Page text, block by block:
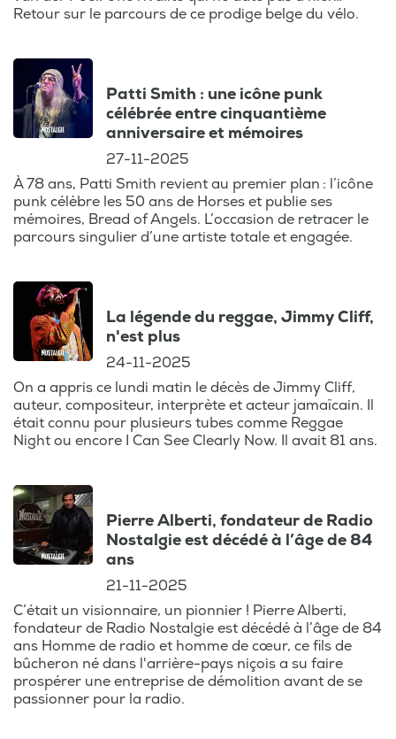
David Bowie a révolutionné la musique et
la mode. Son influence perdure à travers
ses oeuvres et ses innovations.
Stephen Hawking : Le célèbre
astrophysicien, connu pour ses travaux sur
les trous noirs et la cosmologie, a inspiré le
monde avec sa détermination face à la
maladie.
Simone Veil : Figure politique et féministe,
Simone Veil a marqué l'histoire avec ses
réformes et son combat pour les droits des
femmes.
Freddie Mercury : Le charismatique leader
du groupe Queen, Freddie Mercury, est
célébré pour sa voix exceptionnelle et son
Aretha Franklin : La reine de la soul,
Aretha Franklin, a enchanté des
générations avec sa voix puissante et ses
chansons emblématiques.
Marie Curie : Pionnière de la science, Marie
Curie a été la première femme à recevoir
le prix Nobel, pour ses travaux sur la
radioactivité.
Retour sur le parcours de ce prodige belge du vélo.
Patti Smith : une icône punk
célébrée entre cinquantième
anniversaire et mémoires
27-11-2025
À 78 ans, Patti Smith revient au premier plan : l’icône
punk célèbre les 50 ans de Horses et publie ses
mémoires, Bread of Angels. L’occasion de retracer le
parcours singulier d’une artiste totale et engagée.
La légende du reggae, Jimmy Cliff,
n'est plus
24-11-2025
On a appris ce lundi matin le décès de Jimmy Cliff,
auteur, compositeur, interprète et acteur jamaïcain. Il
était connu pour plusieurs tubes comme Reggae
Night ou encore I Can See Clearly Now. Il avait 81 ans.
Pierre Alberti, fondateur de Radio
Nostalgie est décédé à l’âge de 84
ans
21-11-2025
C’était un visionnaire, un pionnier ! Pierre Alberti,
fondateur de Radio Nostalgie est décédé à l’âge de 84
ans Homme de radio et homme de cœur, ce fils de
bûcheron né dans l'arrière-pays niçois a su faire
prospérer une entreprise de démolition avant de se
passionner pour la radio.